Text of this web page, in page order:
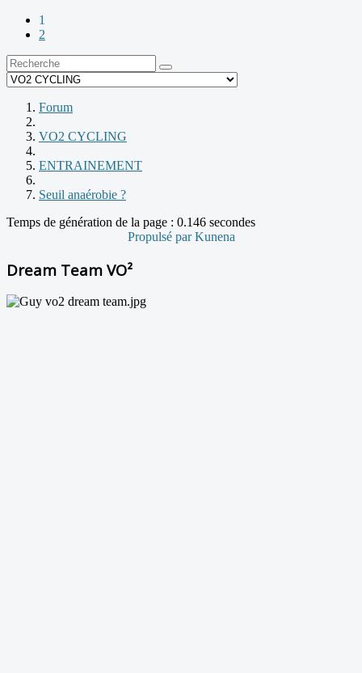
1
2
Forum
VO2 CYCLING
ENTRAINEMENT
Seuil anaérobie ?
Temps de génération de la page : 0.146 secondes
Propulsé parKunena
Dream Team VO²